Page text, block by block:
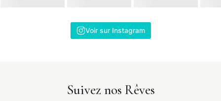
Voir sur Instagram
Suivez nos Rêves